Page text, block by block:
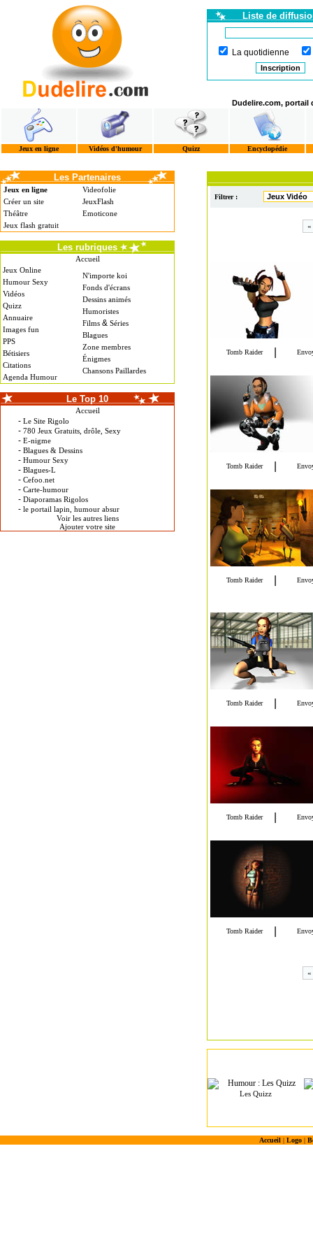
Liste de
La quotidienne
Dudelire.com, portail
Jeux en ligne Vidéos d'humour Quizz Encyclopédie
Les Partenaires
Jeux en ligne
Créer un site
Théâtre
Jeux flash gratuit
Videofolie
JeuxFlash
Emoticone
Les rubriques
Accueil
Jeux Online
Humour Sexy
Vidéos
Quizz
Annuaire
Images fun
PPS
Bétisiers
Citations
Agenda Humour
N'importe koi
Fonds d'écrans
Dessins animés
Humoristes
Films & Séries
Blagues
Zone membres
Énigmes
Chansons Paillardes
Le Top 10
Accueil
- Le Site Rigolo
- 780 Jeux Gratuits, drôle, Sexy
- E-nigme
- Blagues & Dessins
- Humour Sexy
- Blagues-L
- Cefoo.net
- Carte-humour
- Diaporamas Rigolos
- le portail lapin, humour absur
Voir les autres liens
Ajouter votre site
Filtrer :
«
«
Les Quizz
Accueil| Logo|